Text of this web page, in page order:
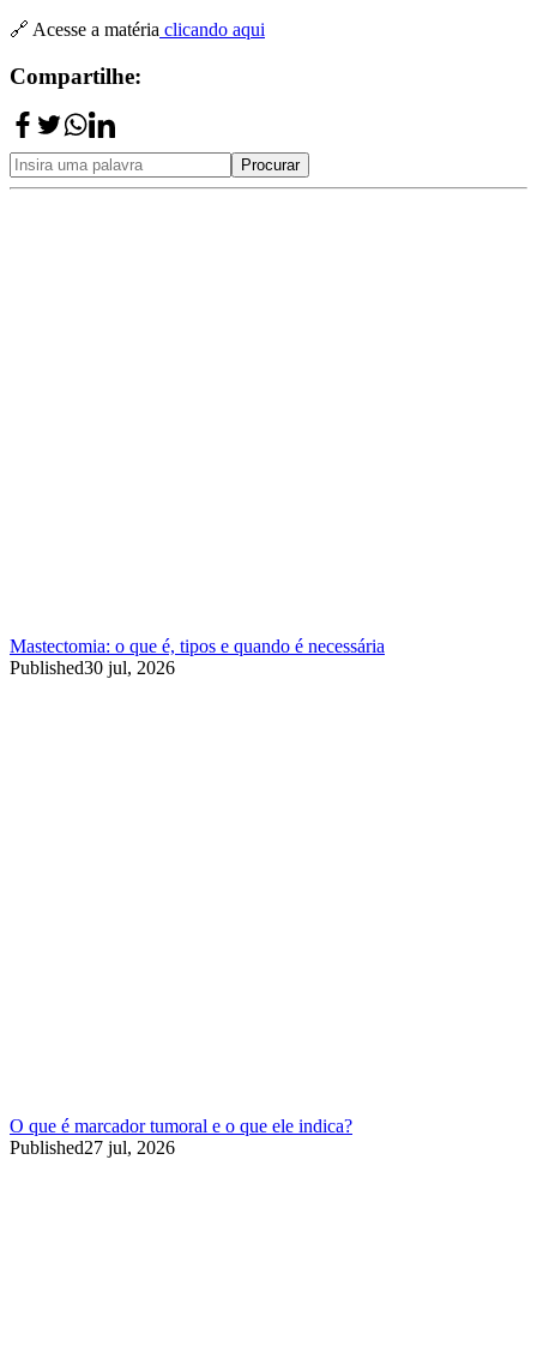
🔗 Acesse a matéria clicando aqui
Compartilhe:
Procurar
Mastectomia: o que é, tipos e quando é necessária
Published30 jul, 2026
O que é marcador tumoral e o que ele indica?
Published27 jul, 2026